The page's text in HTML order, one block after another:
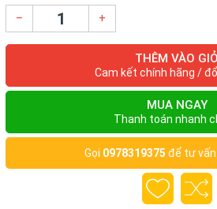
– +
THÊM VÀO GIỎ
Cam kết chính hãng /
MUA NGAY
Thanh toán nhanh
Gọi 0978319375 để tư